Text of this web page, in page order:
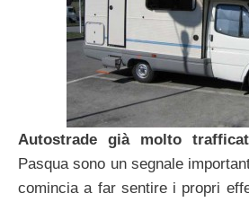
Autostrade già molto
Pasqua sono un segnale
comincia a far sentire i propri